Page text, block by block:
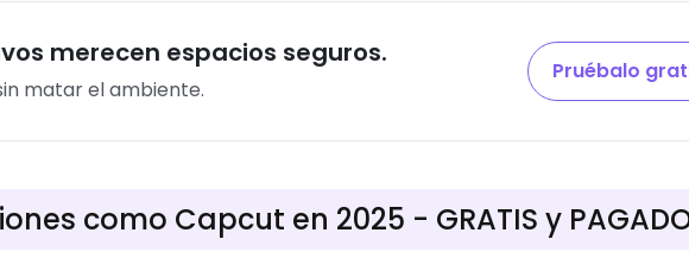
merecen espacios seguros.
matar el ambiente.
Pruébalo
como Capcut en 2025 - GRATIS y